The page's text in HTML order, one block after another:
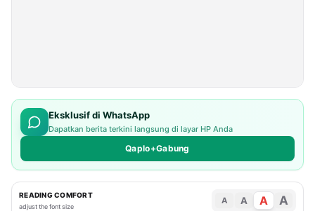
Eksklusif di WhatsApp
Dapatkan berita terkini langsung di layar HP Anda
Qaplo+Gabung
READING COMFORT
adjust the font size
A A A A